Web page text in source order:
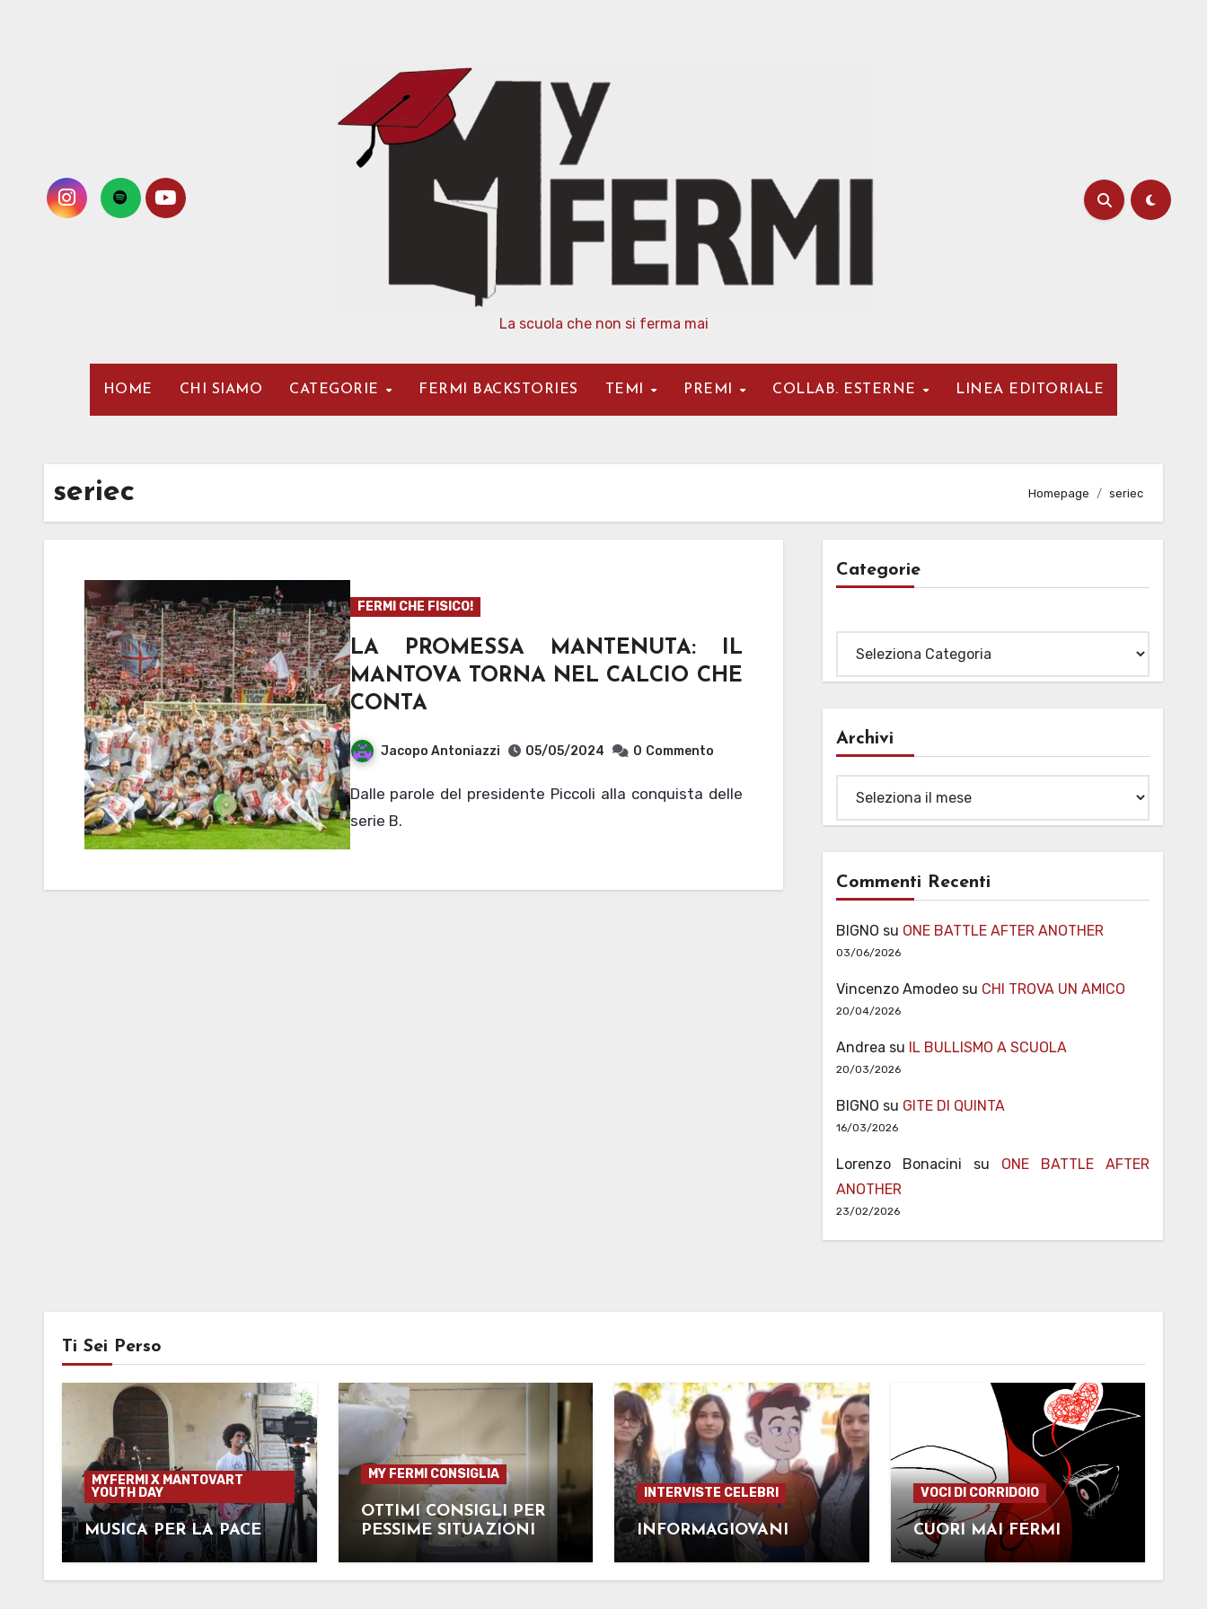
La scuola che non si ferma mai
HOME CHI SIAMO CATEGORIE FERMI BACKSTORIES TEMI PREMI COLLAB. ESTERNE LINEA EDITORIALE
seriec Homepage seriec
FERMI CHE FISICO!
LA PROMESSA MANTENUTA: IL
MANTOVA TORNA NEL CALCIO CHE
CONTA
Jacopo Antoniazzi 05/05/2024 0 Commento
Dalle parole del presidente Piccoli alla conquista delle
serie B.
Categorie
Archivi
Commenti Recenti
BIGNO su ONE BATTLE AFTER ANOTHER
03/06/2026
Vincenzo Amodeosu CHI TROVA UN AMICO
20/04/2026
Andrea su IL BULLISMO A SCUOLA
20/03/2026
BIGNO su GITE DI QUINTA
16/03/2026
Lorenzo Bonacini su ONE BATTLE AFTER
ANOTHER
23/02/2026
Ti Sei Perso
MYFERMI X MANTOVART
YOUTH DAY
MUSICA PER LA PACE
MY FERMI CONSIGLIA
OTTIMI CONSIGLI PER
PESSIME SITUAZIONI
INTERVISTE CELEBRI
INFORMAGIOVANI
VOCI DI CORRIDOIO
CUORI MAI FERMI